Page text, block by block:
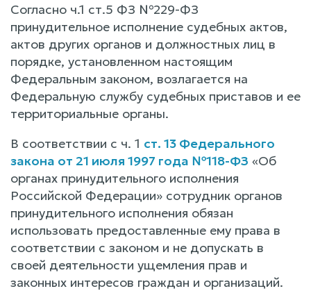
Согласно ч.1 ст.5 ФЗ №229-ФЗ
принудительное исполнение судебных актов,
актов других органов и должностных лиц в
порядке, установленном настоящим
Федеральным законом, возлагается на
Федеральную службу судебных приставов и ее
территориальные органы.
В соответствии с ч. 1 ст. 13 Федерального
закона от 21 июля 1997 года №118-ФЗ «Об
органах принудительного исполнения
Российской Федерации» сотрудник органов
принудительного исполнения обязан
использовать предоставленные ему права в
соответствии с законом и не допускать в
своей деятельности ущемления прав и
законных интересов граждан и организаций.